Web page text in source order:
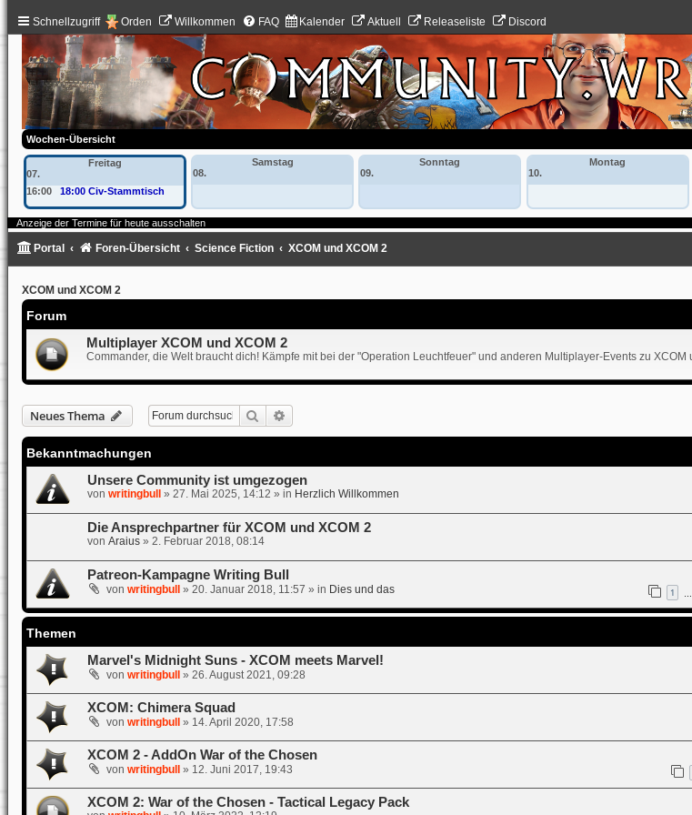
Schnellzugriff Orden Willkommen FAQ Kalender Aktuell Releaseliste Discord
Wochen-Übersicht
Freitag
07.
16:00
18:00 Civ-Stammtisch
Samstag
08.
Sonntag
09.
Montag
10.
Anzeige der Termine für heute ausschalten
Portal Foren-Übersicht Science Fiction XCOM und XCOM 2
XCOM und XCOM 2
Forum
Multiplayer XCOM und XCOM 2
Commander, die Welt braucht dich! Kämpfe mit bei der "Operation Leuchtfeuer" und anderen Multiplayer-Events zu XCOM
Neues Thema Suche
Bekanntmachungen
Unsere Community ist umgezogen
von writingbull» 27. Mai 2025, 14:12 » in Herzlich Willkommen
Die Ansprechpartner für XCOM und XCOM 2
von Araius» 2. Februar 2018, 08:14
Patreon-Kampagne Writing Bull
von writingbull» 20. Januar 2018, 11:57 » in Dies und das 1
Themen
Marvel's Midnight Suns - XCOM meets Marvel!
von writingbull» 26. August 2021, 09:28
XCOM: Chimera Squad
von writingbull» 14. April 2020, 17:58
XCOM 2 - AddOn War of the Chosen
von writingbull» 12. Juni 2017, 19:43
XCOM 2: War of the Chosen - Tactical Legacy Pack